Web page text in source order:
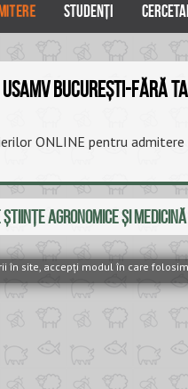
STUDENȚI
București-fără
ONLINE pentru
AGRONOMICE ŞI
în site, accepţi modul în care